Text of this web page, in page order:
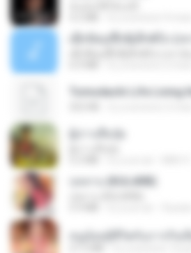
กุหลาบ (KULARB)
หนูน้อยสู้ชีวิตกับภารกิจเ